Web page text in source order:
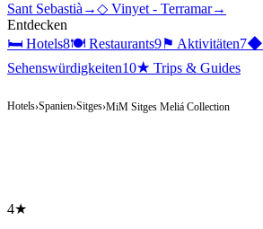
Sant Sebastià →◇ Vinyet - Terramar→
Entdecken
🛏 Hotels8🍽 Restaurants9⚑ Aktivitäten7◆
Sehenswürdigkeiten10★ Trips & Guides
Hotels›Spanien›Sitges›MiM Sitges Meliá Collection
4★